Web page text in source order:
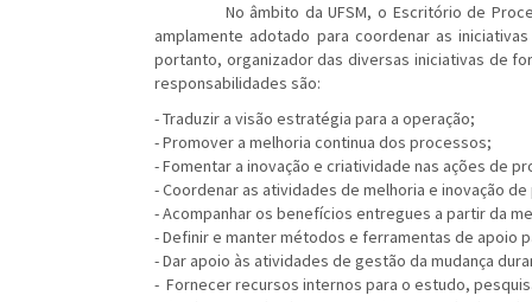
No âmbito da UFSM, o Escritório de
amplamente adotado para coordenar as
portanto, organizador das diversas iniciativas de
responsabilidades são:
- Traduzir a visão estratégia para a operação;
- Promover a melhoria continua dos processos;
- Fomentar a inovação e criatividade nas ações de
- Coordenar as atividades de melhoria e inovação
- Acompanhar os benefícios entregues a partir da
- Definir e manter métodos e ferramentas de apoio
- Dar apoio às atividades de gestão da mudança
- Fornecer recursos internos para o estudo,